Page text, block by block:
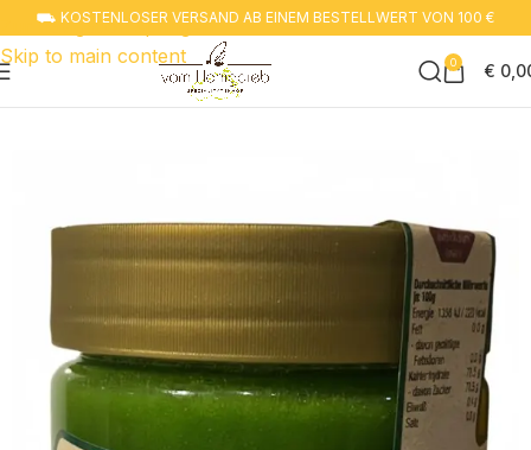
Zur navigation springen
Skip to main content
⛟ KOSTENLOSER VERSAND AB EINEM BESTELLWERT VON 100 €
0 €
Honig trifft auf neuen Geschmack